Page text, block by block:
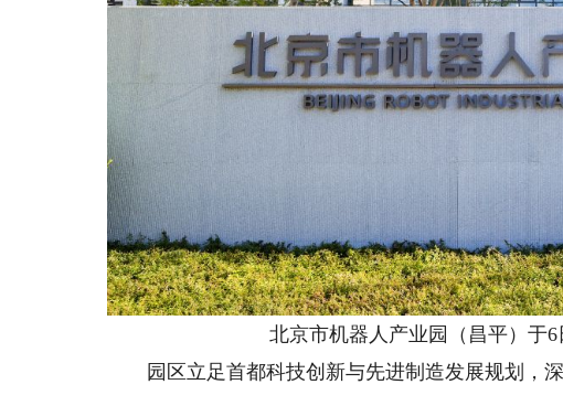
北京市机器人产业园（昌平）于6
园区立足首都科技创新与先进制造发展规划，